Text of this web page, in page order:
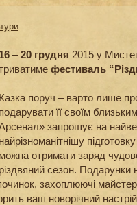
16 ‒ 20 грудня 2015 у
фестиваль
Казка поруч ‒ варто лише
подарувати її своїм
запрошує на
найрізноманітнішу
можна отримати заряд
різдвяний сезон. Подарунки
захоплюючі
ваш новорічний настрій